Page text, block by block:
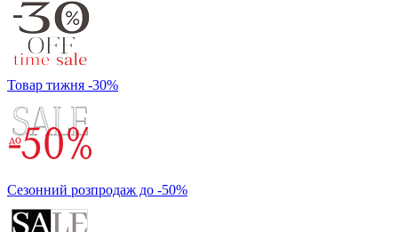
Товар тижня -30%
Сезонний розпродаж до -50%